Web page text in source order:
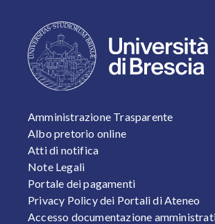
FOOTER 1
Amministrazione Trasparente
Albo pretorio online
Atti di notifica
Note Legali
Portale dei pagamenti
Privacy Policy dei Portali di Ateneo
Accesso documentazione